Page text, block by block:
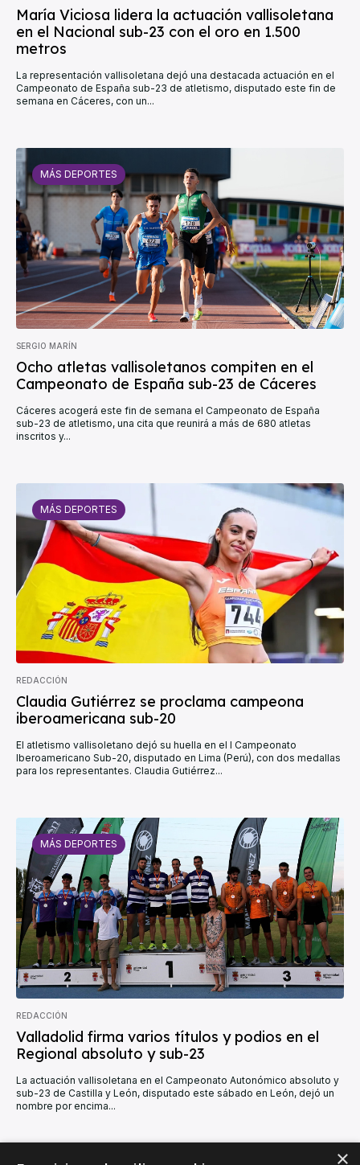
María Viciosa lidera la actuación vallisoletana
en el Nacional sub-23 con el oro en 1.500
metros
La representación vallisoletana dejó una destacada actuación en el
Campeonato de España sub-23 de atletismo, disputado este fin de
semana en Cáceres, con un...
MÁS DEPORTES
SERGIO MARÍN
Ocho atletas vallisoletanos compiten en el
Campeonato de España sub-23 de Cáceres
Cáceres acogerá este fin de semana el Campeonato de España
sub-23 de atletismo, una cita que reunirá a más de 680 atletas
inscritos y...
MÁS DEPORTES
REDACCIÓN
Claudia Gutiérrez se proclama campeona
iberoamericana sub-20
El atletismo vallisoletano dejó su huella en el I Campeonato
Iberoamericano Sub-20, disputado en Lima (Perú), con dos medallas
para los representantes. Claudia Gutiérrez...
MÁS DEPORTES
REDACCIÓN
Valladolid firma varios títulos y podios en el
Regional absoluto y sub-23
La actuación vallisoletana en el Campeonato Autonómico absoluto y
sub-23 de Castilla y León, disputado este sábado en León, dejó un
nombre por encima...
×